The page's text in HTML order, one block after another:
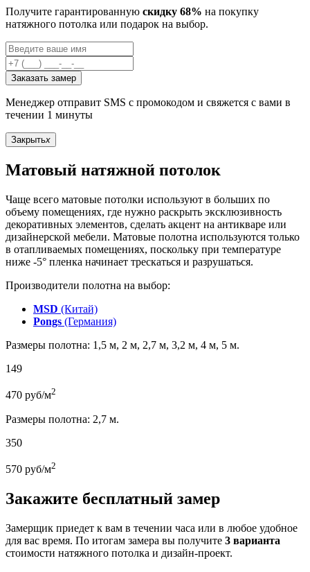
Получите гарантированную скидку 68% на покупку
натяжного потолка или подарок на выбор.
Заказать замер
Менеджер отправит SMS с промокодом и свяжется с вами в
течении 1 минуты
Закрытьx
Матовый натяжной потолок
Чаще всего матовые потолки используют в больших по
объему помещениях, где нужно раскрыть эксклюзивность
декоративных элементов, сделать акцент на антикваре или
дизайнерской мебели. Матовые полотна используются только
в отапливаемых помещениях, поскольку при температуре
ниже -5° пленка начинает трескаться и разрушаться.
Производители полотна на выбор:
MSD (Китай)
Pongs (Германия)
Размеры полотна: 1,5 м, 2 м, 2,7 м, 3,2 м, 4 м, 5 м.
149
470 руб/м2
Размеры полотна: 2,7 м.
350
570 руб/м2
Закажите бесплатный замер
Замерщик приедет к вам в течении часа или в любое удобное
для вас время. По итогам замера вы получите 3 варианта
стоимости натяжного потолка и дизайн-проект.